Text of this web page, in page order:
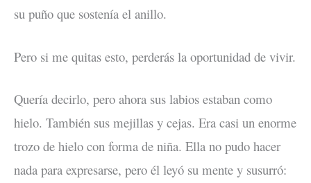
su puño que sostenía el anillo.
Pero si me quitas esto, perderás la oportunidad de vivir.
Quería decirlo, pero ahora sus labios estaban como
hielo. También sus mejillas y cejas. Era casi un enorme
trozo de hielo con forma de niña. Ella no pudo hacer
nada para expresarse, pero él leyó su mente y susurró: